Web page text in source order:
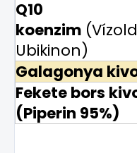
Q10
koenzim
Ubikinon)
Galagonya
Fekete bors
(Piperin 95%)